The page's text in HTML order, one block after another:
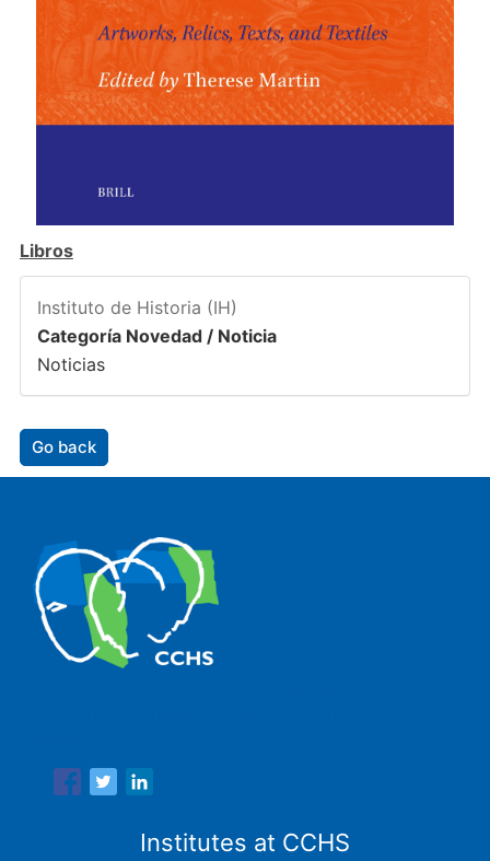
Libros
Instituto de Historia (IH)
Categoría Novedad / Noticia
Noticias
Go back
Institutes at CCHS